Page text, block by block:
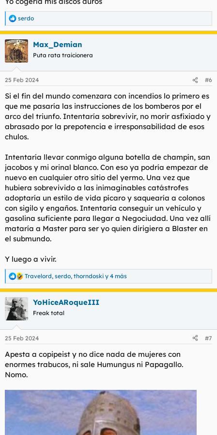
:
R
e
a
c
c
i
e
s
:
serdo
Max_Demian
Puta rata traicionera
25 Feb 2024 #6
Si el fin del mundo comenzara con incendios lo primero es
que me pasaría las instrucciones de los bomberos por el
arco del triunfo. Intentaría sobrevivir, no morir asfixiado y
abrasado por la prepotencia e irresponsabilidad de esos
chulos.
Intentaría llevar conmigo alguna botella de champín, san
jacobos y mi orinal blanco. Con eso ya podría empezar de
nuevo en cualquier otro sitio del yermo. Una vez que
hubiera sobrevivido a las inimaginables catástrofes
adoptaría un estilo de vida pícaro y saquearía a colonos
con sigilo y engaños. Intentaría conseguir un vehículo y
gasolina suficiente para llegar a Negociudad. Una vez allí
mataría a Master para ser yo quien dirigiera a Blaster en
el submundo.
Y luego a vivir.
R
e
a
c
c
e
:
Travelord, serdo, thorndoski y 4 más
YoHiceARoqueIII
Freak total
25 Feb 2024 #7
Apesta a copipeist y no dice nada de mujeres con
enormes trabucos, ni sale Humungus ni Papagallo.
Nomo.